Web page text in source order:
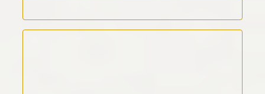
Kommentar Text